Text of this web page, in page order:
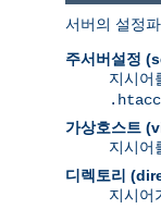
서버의 설정
주서버설정
지시어
가상호스트
지시어
디렉토리
지시어